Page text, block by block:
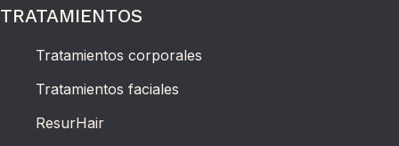
TRATAMIENTOS
Tratamientos corporales
Tratamientos faciales
ResurHair